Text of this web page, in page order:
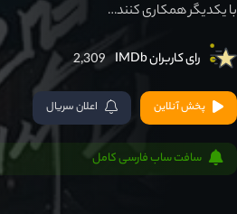
با یکدیگر همکاری کنند…
رای کاربران IMDb 2,309
پخش آنلاین اعلان سریال
سافت ساب فارسی کامل